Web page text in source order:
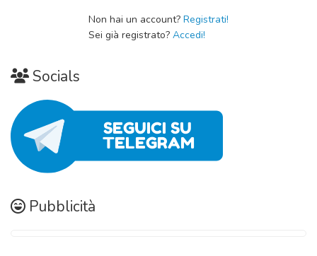
Non hai un account? Registrati!
Sei già registrato? Accedi!
Socials
Pubblicità